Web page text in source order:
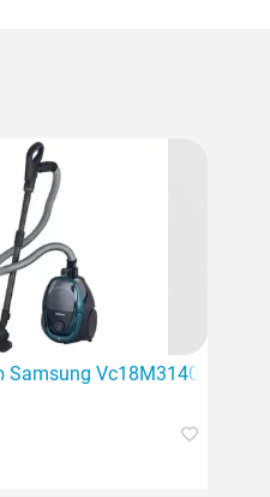
Vc18M3140Vn/EV